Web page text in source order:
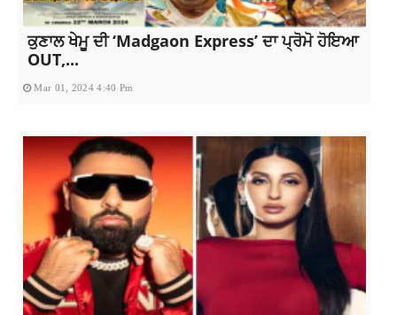
ਕੁਣਾਲ ਖੇਮੂ ਦੀ ‘Madgaon Express’ ਦਾ ਪ੍ਰੋਮੋ ਹੋਇਆ
OUT,...
Mar 01, 2024 4:40 Pm